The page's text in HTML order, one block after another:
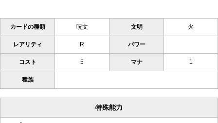
カードの種類 呪文 文明 火
レアリティ R パワー
コスト 5 マナ 1
種族
特殊能力